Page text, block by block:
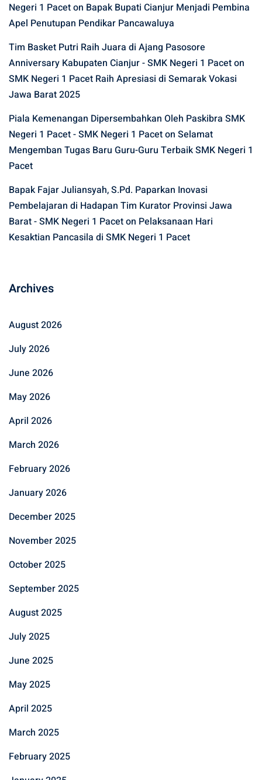
Negeri 1 Paceton Bapak Bupati Cianjur Menjadi Pembina
Apel Penutupan Pendikar Pancawaluya
Tim Basket Putri Raih Juara di Ajang Pasosore
Anniversary Kabupaten Cianjur - SMK Negeri 1 Paceton
SMK Negeri 1 Pacet Raih Apresiasi di Semarak Vokasi
Jawa Barat 2025
Piala Kemenangan Dipersembahkan Oleh Paskibra SMK
Negeri 1 Pacet - SMK Negeri 1 Paceton Selamat
Mengemban Tugas Baru Guru-Guru Terbaik SMK Negeri 1
Pacet
Bapak Fajar Juliansyah, S.Pd. Paparkan Inovasi
Pembelajaran di Hadapan Tim Kurator Provinsi Jawa
Barat - SMK Negeri 1 Paceton Pelaksanaan Hari
Kesaktian Pancasila di SMK Negeri 1 Pacet
Archives
August 2026
July 2026
June 2026
May 2026
April 2026
March 2026
February 2026
January 2026
December 2025
November 2025
October 2025
September 2025
August 2025
July 2025
June 2025
May 2025
April 2025
March 2025
February 2025